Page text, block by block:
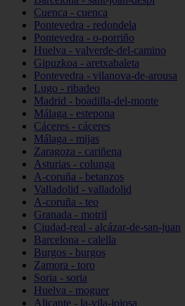
Cuenca - cuenca
Pontevedra - redondela
Pontevedra - o-porriño
Huelva - valverde-del-camino
Gipuzkoa - aretxabaleta
Pontevedra - vilanova-de-arousa
Lugo - ribadeo
Madrid - boadilla-del-monte
Málaga - estepona
Cáceres - cáceres
Málaga - mijas
Zaragoza - cariñena
Asturias - colunga
A-coruña - betanzos
Valladolid - valladolid
A-coruña - teo
Granada - motril
Ciudad-real - alcázar-de-san-juan
Barcelona - calella
Burgos - burgos
Zamora - toro
Soria - soria
Huelva - moguer
Alicante - la-vila-joiosa